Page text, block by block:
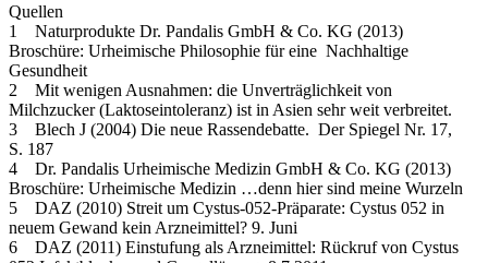
Quellen
1 Naturprodukte Dr. Pandalis GmbH & Co. KG (2013)
Broschüre: Urheimische Philosophie für eine Nachhaltige
Gesundheit
2 Mit wenigen Ausnahmen: die Unverträglichkeit von
Milchzucker (Laktoseintoleranz) ist in Asien sehr weit verbreitet.
3 Blech J (2004) Die neue Rassendebatte. Der Spiegel Nr. 17,
S. 187
4 Dr. Pandalis Urheimische Medizin GmbH & Co. KG (2013)
Broschüre: Urheimische Medizin …denn hier sind meine Wurzeln
5 DAZ (2010) Streit um Cystus-052-Präparate: Cystus 052 in
neuem Gewand kein Arzneimittel? 9. Juni
6 DAZ (2011) Einstufung als Arzneimittel: Rückruf von Cystus